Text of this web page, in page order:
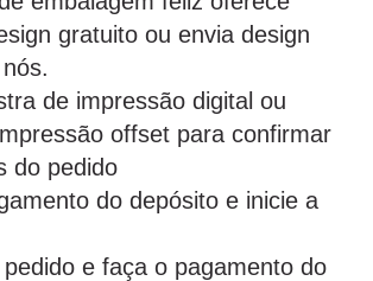
gratuito ou envia design
de impressão digital ou
offset para confirmar
do pedido
do depósito e inicie a
e faça o pagamento do